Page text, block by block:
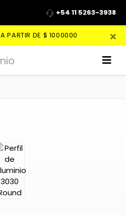
+54 11 5263-3938
A PARTIR DE $ 1000000